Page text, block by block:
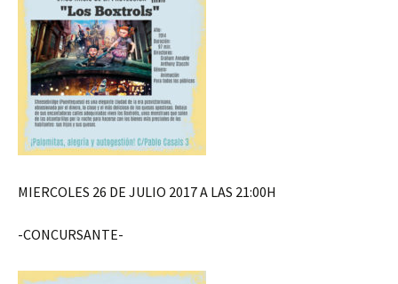
MIERCOLES 26 DE JULIO 2017 A LAS 21:00H
-CONCURSANTE-